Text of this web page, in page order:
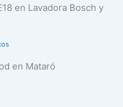
en Lavadora Bosch y
en Mataró